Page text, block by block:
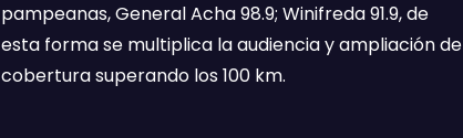
pampeanas, General Acha 98.9; Winifreda 91.9, de
esta forma se multiplica la audiencia y ampliación de
cobertura superando los 100 km.